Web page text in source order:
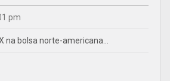
pm
na bolsa norte-americana…